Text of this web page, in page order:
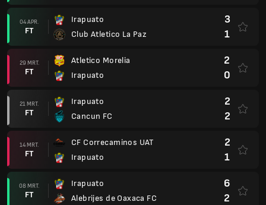
04 APR.
FT
Irapuato
Club Atletico La Paz
3
1
29 MRT.
FT
Atletico Morelia
Irapuato
2
0
21 MRT.
FT
Irapuato
Cancun FC
2
2
14 MRT.
FT
CF Correcaminos UAT
Irapuato
2
1
08 MRT.
FT
Irapuato
Alebrijes de Oaxaca FC
6
2